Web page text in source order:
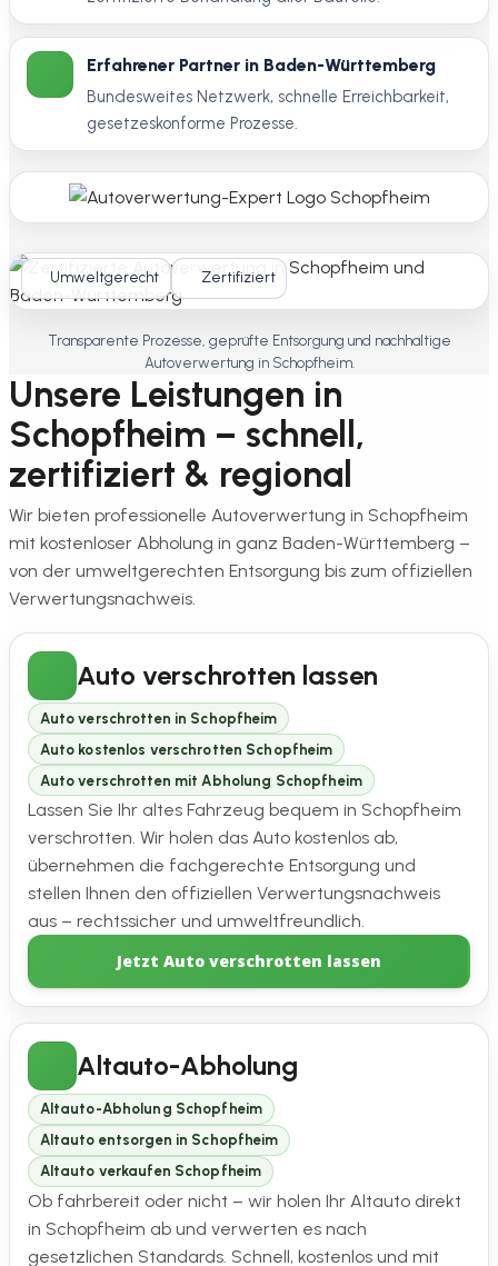
Erfahrener Partner in Baden-Württemberg
Bundesweites Netzwerk, schnelle Erreichbarkeit,
gesetzeskonforme Prozesse.
Umweltgerecht Zertifiziert
Transparente Prozesse, geprüfte Entsorgung und nachhaltige
Autoverwertung in Schopfheim.
Unsere Leistungen in
Schopfheim – schnell,
zertifiziert & regional
Wir bieten professionelle Autoverwertung in Schopfheim
mit kostenloser Abholung in ganz Baden-Württemberg –
von der umweltgerechten Entsorgung bis zum offiziellen
Verwertungsnachweis.
Auto verschrotten lassen
Auto verschrotten in Schopfheim
Auto kostenlos verschrotten Schopfheim
Auto verschrotten mit Abholung Schopfheim
Lassen Sie Ihr altes Fahrzeug bequem in Schopfheim
verschrotten. Wir holen das Auto kostenlos ab,
übernehmen die fachgerechte Entsorgung und
stellen Ihnen den offiziellen Verwertungsnachweis
aus – rechtssicher und umweltfreundlich.
Jetzt Auto verschrotten lassen
Altauto-Abholung
Altauto-Abholung Schopfheim
Altauto entsorgen in Schopfheim
Altauto verkaufen Schopfheim
Ob fahrbereit oder nicht – wir holen Ihr Altauto direkt
in Schopfheim ab und verwerten es nach
gesetzlichen Standards. Schnell, kostenlos und mit